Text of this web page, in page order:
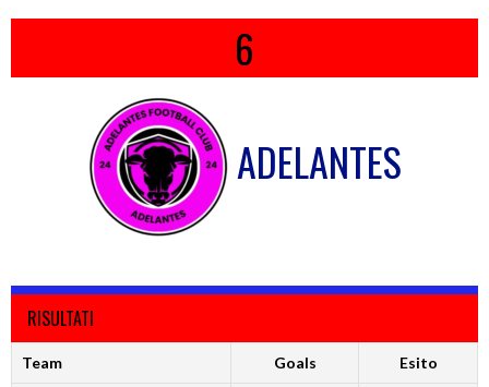
6
ADELANTES
RISULTATI
Team Goals Esito